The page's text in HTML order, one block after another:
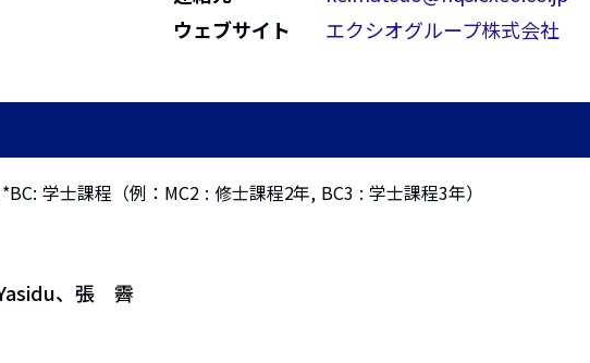
ウェブサイト
エクシオグループ株式会社
学士課程（例：MC2 : 修士課程2年, BC3 : 学士課程3年）
、張 霽